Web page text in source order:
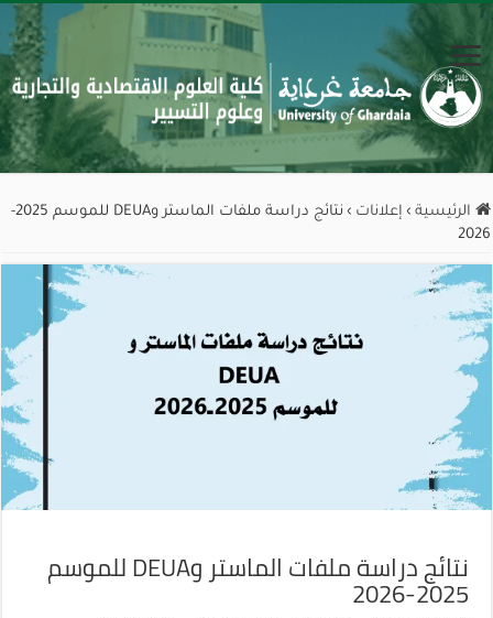
الرئيسية › إعلانات ›
نتائج دراسة ملفات الماستر وDEUA للموسم 2025-
2026
نتائج دراسة ملفات الماستر وDEUA للموسم
2025-2026